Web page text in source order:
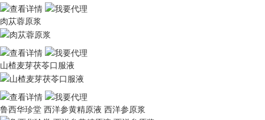
肉苁蓉原浆
山楂麦芽茯苓口服液
鲁西华珍堂 西洋参黄精原液 西洋参原浆